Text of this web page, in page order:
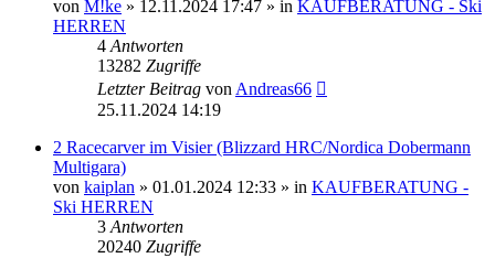
von M!ke » 12.11.2024 17:47 » in KAUFBERATUNG - Ski
HERREN
4 Antworten
13282 Zugriffe
Letzter Beitrag von Andreas66
25.11.2024 14:19
2 Racecarver im Visier (Blizzard HRC/Nordica Dobermann
Multigara)
von kaiplan » 01.01.2024 12:33 » in KAUFBERATUNG -
Ski HERREN
3 Antworten
20240 Zugriffe